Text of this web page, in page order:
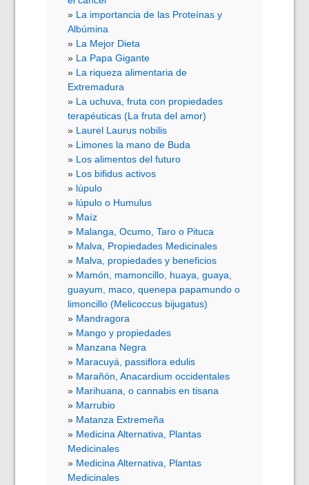
La importancia de las Proteínas y
Albúmina
La Mejor Dieta
La Papa Gigante
La riqueza alimentaria de
Extremadura
La uchuva, fruta con propiedades
terapéuticas (La fruta del amor)
Laurel Laurus nobilis
Limones la mano de Buda
Los alimentos del futuro
Los bifidus activos
lúpulo
lúpulo o Humulus
Maíz
Malanga, Ocumo, Taro o Pituca
Malva, Propiedades Medicinales
Malva, propiedades y beneficios
Mamón, mamoncillo, huaya, guaya,
guayum, maco, quenepa papamundo o
limoncillo (Melicoccus bijugatus)
Mandragora
Mango y propiedades
Manzana Negra
Maracuyá, passiflora edulis
Marañón, Anacardium occidentales
Marihuana, o cannabis en tisana
Marrubio
Matanza Extremeña
Medicina Alternativa, Plantas
Medicinales
Medicina Alternativa, Plantas
Medicinales